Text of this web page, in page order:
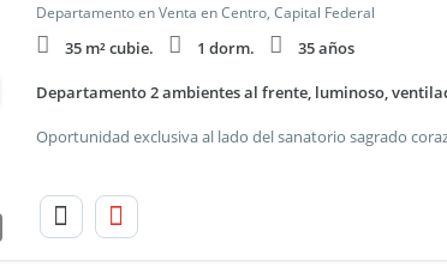
Departamento en Venta en Centro, Capital Federal
35 m² cubie. 1 dorm. 35 años
Departamento 2 ambientes al frente, luminoso,